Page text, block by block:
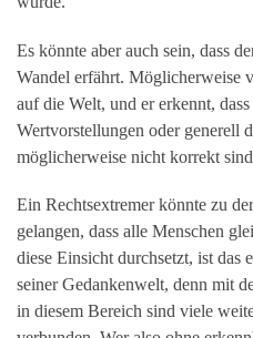
Es könnte aber auch sein, dass
Wandel erfährt. Möglicherweise
auf die Welt, und er erkennt,
Wertvorstellungen oder generell
möglicherweise nicht korrekt
Ein Rechtsextremer könnte zu
gelangen, dass alle Menschen
diese Einsicht durchsetzt, ist das
seiner Gedankenwelt, denn mit
in diesem Bereich sind viele